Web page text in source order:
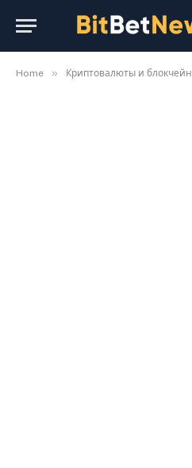
Home » Криптовалюты и блокчейн